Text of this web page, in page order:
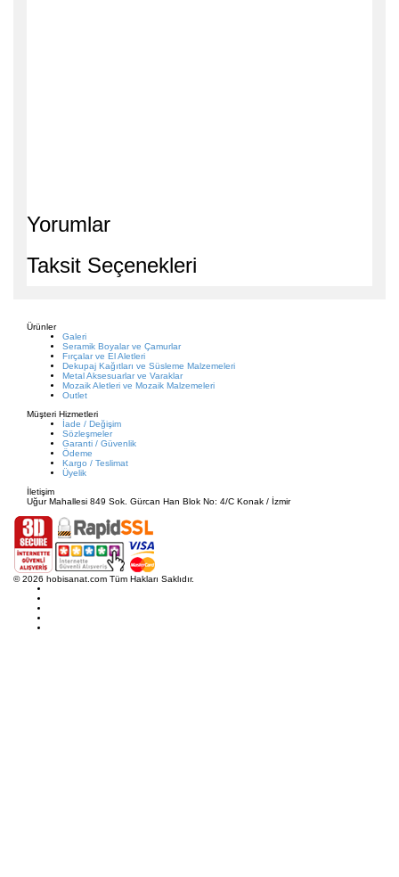
Yorumlar
Taksit Seçenekleri
Ürünler
Galeri
Seramik Boyalar ve Çamurlar
Fırçalar ve El Aletleri
Dekupaj Kağıtları ve Süsleme Malzemeleri
Metal Aksesuarlar ve Varaklar
Mozaik Aletleri ve Mozaik Malzemeleri
Outlet
Müşteri Hizmetleri
İade / Değişim
Sözleşmeler
Garanti / Güvenlik
Ödeme
Kargo / Teslimat
Üyelik
İletişim
Uğur Mahallesi 849 Sok. Gürcan Han Blok No: 4/C Konak / İzmir
© 2026 hobisanat.com Tüm Hakları Saklıdır.